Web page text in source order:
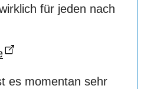
für jeden nach
es momentan sehr